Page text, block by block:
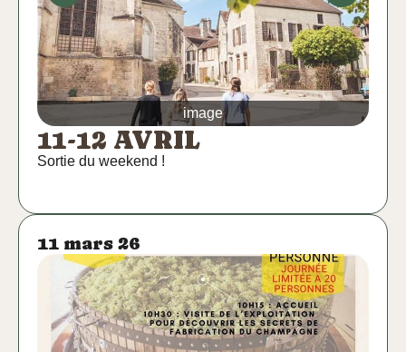
image
11-12 AVRIL
Sortie du weekend !
11 mars 26